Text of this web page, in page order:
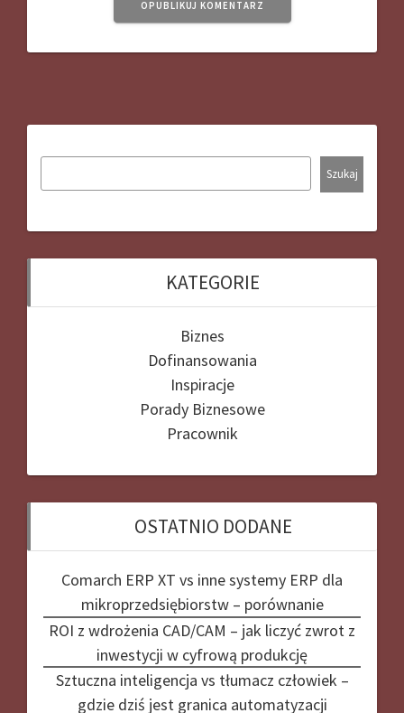
Szukaj
KATEGORIE
Biznes
Dofinansowania
Inspiracje
Porady Biznesowe
Pracownik
OSTATNIO DODANE
Comarch ERP XT vs inne systemy ERP dla
mikroprzedsiębiorstw – porównanie
ROI z wdrożenia CAD/CAM – jak liczyć zwrot z
inwestycji w cyfrową produkcję
Sztuczna inteligencja vs tłumacz człowiek –
gdzie dziś jest granica automatyzacji